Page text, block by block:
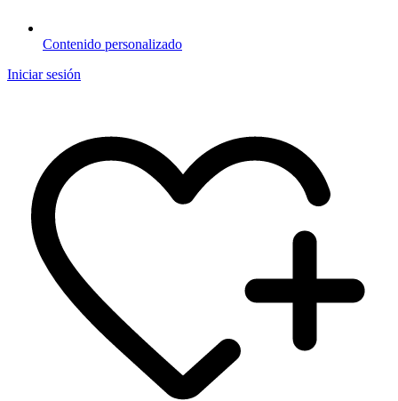
Contenido personalizado
Iniciar sesión